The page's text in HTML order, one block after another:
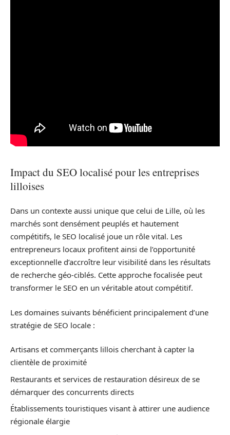
Impact du SEO localisé pour les entreprises
lilloises
Dans un contexte aussi unique que celui de Lille, où les
marchés sont densément peuplés et hautement
compétitifs, le SEO localisé joue un rôle vital. Les
entrepreneurs locaux profitent ainsi de l’opportunité
exceptionnelle d’accroître leur visibilité dans les résultats
de recherche géo-ciblés. Cette approche focalisée peut
transformer le SEO en un véritable atout compétitif.
Les domaines suivants bénéficient principalement d’une
stratégie de SEO locale :
Artisans et commerçants lillois cherchant à capter la
clientèle de proximité
Restaurants et services de restauration désireux de se
démarquer des concurrents directs
Établissements touristiques visant à attirer une audience
régionale élargie